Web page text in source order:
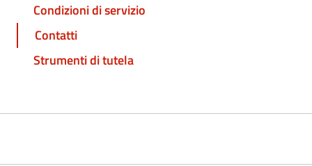
Condizioni di servizio
Contatti
Strumenti di tutela